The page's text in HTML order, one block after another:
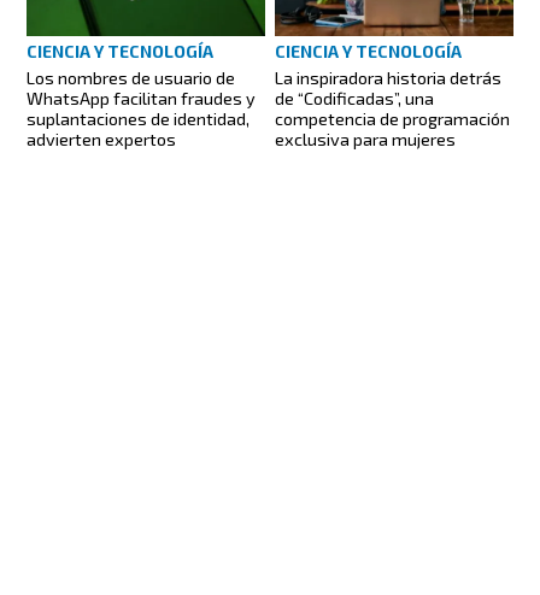
CIENCIA Y TECNOLOGÍA
Los nombres de usuario de
WhatsApp facilitan fraudes y
suplantaciones de identidad,
advierten expertos
CIENCIA Y TECNOLOGÍA
La inspiradora historia detrás
de “Codificadas”, una
competencia de programación
exclusiva para mujeres